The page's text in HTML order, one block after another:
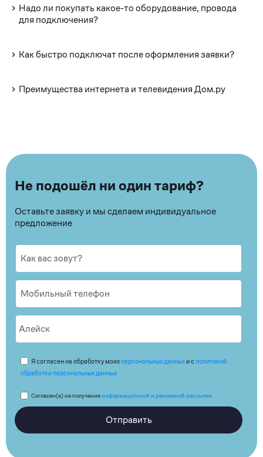
Надо ли покупать какое-то оборудование, провода
для подключения?
Как быстро подключат после оформления заявки?
Преимущества интернета и телевидения Дом.ру
Не подошёл ни один тариф?
Оставьте заявку и мы сделаем индивидуальное
предложение
Я согласен на обработку моих персональных данныхи с политикой
обработки персональных данных
Согласен(а) на получениеинформационной и рекламной рассылки
Отправить